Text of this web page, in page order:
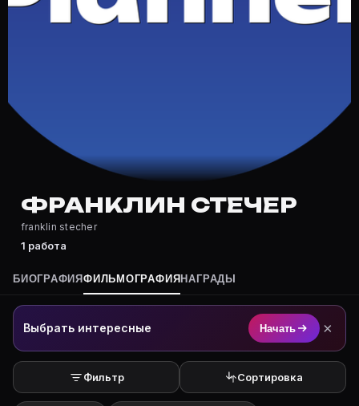
Где снимался Франклин Стечер?
Франклин Стечер — актёр. Биография и роли на
Где открыть фильмографию Франклин Стечер?
На Movie Planner: https://movie-planner.ru/s/
ФРАНКЛИН СТЕЧЕР
franklin stecher
1 работа
БИОГРАФИЯФИЛЬМОГРАФИЯ НАГРАДЫ
Выбрать интересные Начать ×
Фильтр Сортировка